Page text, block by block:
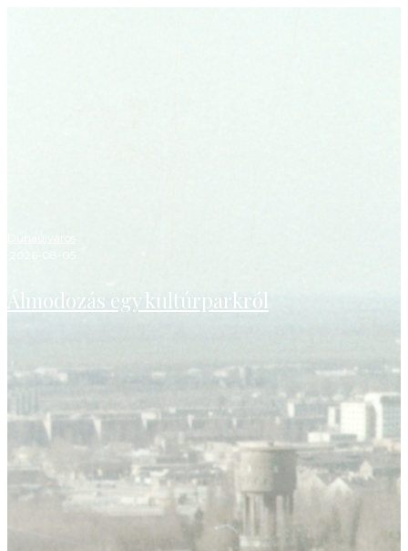
2026-08-05
Álmodozás egy kultúrparkról